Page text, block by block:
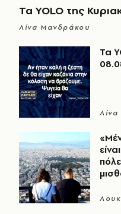
Τα YOLO της
Λίνα Μανδράκου
Τα